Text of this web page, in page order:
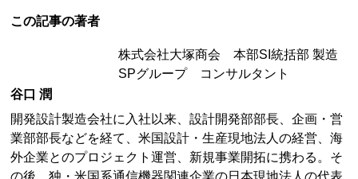
この記事の著者
株式会社大塚商会 本部SI統括部 製造
SPグループ コンサルタント
谷口 潤
開発設計製造会社に入社以来、設計開発部部長、企画・営
業部部長などを経て、米国設計・生産現地法人の経営、海
外企業とのプロジェクト運営、新規事業開拓に携わる。そ